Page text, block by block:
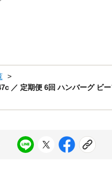
／ 定期便 6回 ハンバーグ ビ